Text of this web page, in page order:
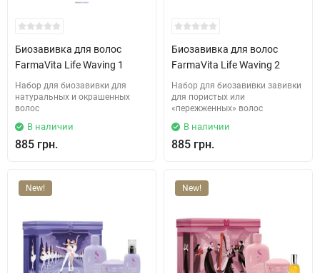
Биозавивка для волос
FarmaVita Life Waving 1
Набор для биозавивки для
натуральных и окрашенных
волос
В наличии
885 грн.
Биозавивка для волос
FarmaVita Life Waving 2
Набор для биозавивки завивки
для пористых или
«пережженных» волос
В наличии
885 грн.
New! New!